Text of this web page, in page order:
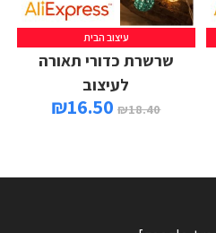
עיצוב הבית
שרשרת כדורי תאורה
לעיצוב
₪18.40
₪16.50